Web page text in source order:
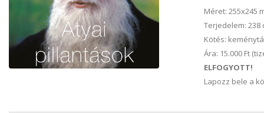
Méret: 255x245
Terjedelem: 238
Kötés:
Ára: 15.000 Ft
ELFOGYOTT!
Lapozz bele a